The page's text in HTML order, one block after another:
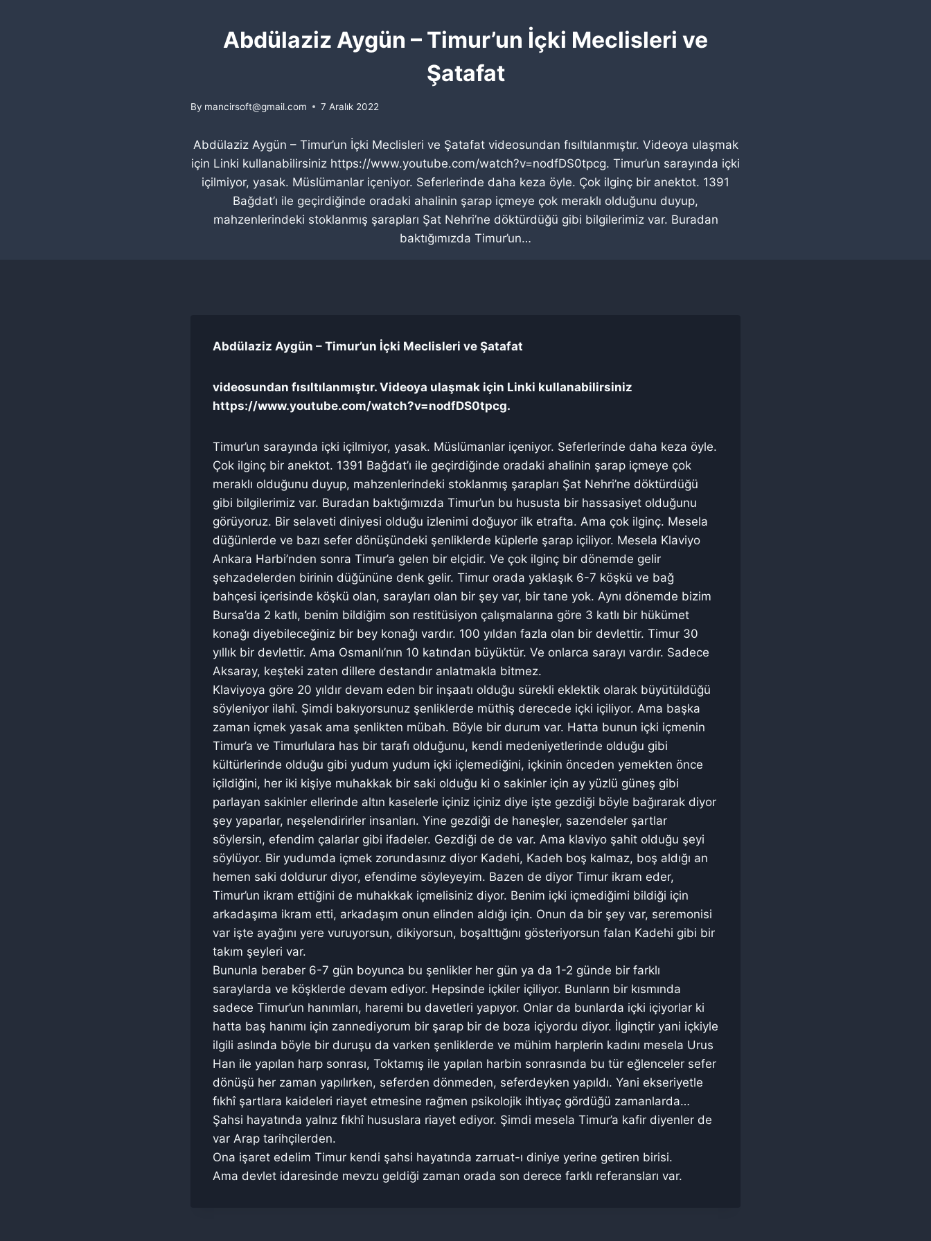
Abdülaziz Aygün – Timur’un İçki Meclisleri ve
Şatafat
By mancirsoft@gmail.com 7 Aralık 2022
Abdülaziz Aygün – Timur’un İçki Meclisleri ve Şatafat videosundan fısıltılanmıştır. Videoya ulaşmak
için Linki kullanabilirsiniz https://www.youtube.com/watch?v=nodfDS0tpcg. Timur’un sarayında içki
içilmiyor, yasak. Müslümanlar içeniyor. Seferlerinde daha keza öyle. Çok ilginç bir anektot. 1391
Bağdat’ı ile geçirdiğinde oradaki ahalinin şarap içmeye çok meraklı olduğunu duyup,
mahzenlerindeki stoklanmış şarapları Şat Nehri’ne döktürdüğü gibi bilgilerimiz var. Buradan
baktığımızda Timur’un…
Abdülaziz Aygün – Timur’un İçki Meclisleri ve Şatafat
videosundan fısıltılanmıştır. Videoya ulaşmak için Linki kullanabilirsiniz
https://www.youtube.com/watch?v=nodfDS0tpcg.
Timur’un sarayında içki içilmiyor, yasak. Müslümanlar içeniyor. Seferlerinde daha keza öyle.
Çok ilginç bir anektot. 1391 Bağdat’ı ile geçirdiğinde oradaki ahalinin şarap içmeye çok
meraklı olduğunu duyup, mahzenlerindeki stoklanmış şarapları Şat Nehri’ne döktürdüğü
gibi bilgilerimiz var. Buradan baktığımızda Timur’un bu hususta bir hassasiyet olduğunu
görüyoruz. Bir selaveti diniyesi olduğu izlenimi doğuyor ilk etrafta. Ama çok ilginç. Mesela
düğünlerde ve bazı sefer dönüşündeki şenliklerde küplerle şarap içiliyor. Mesela Klaviyo
Ankara Harbi’nden sonra Timur’a gelen bir elçidir. Ve çok ilginç bir dönemde gelir
şehzadelerden birinin düğününe denk gelir. Timur orada yaklaşık 6-7 köşkü ve bağ
bahçesi içerisinde köşkü olan, sarayları olan bir şey var, bir tane yok. Aynı dönemde bizim
Bursa’da 2 katlı, benim bildiğim son restitüsiyon çalışmalarına göre 3 katlı bir hükümet
konağı diyebileceğiniz bir bey konağı vardır. 100 yıldan fazla olan bir devlettir. Timur 30
yıllık bir devlettir. Ama Osmanlı’nın 10 katından büyüktür. Ve onlarca sarayı vardır. Sadece
Aksaray, keşteki zaten dillere destandır anlatmakla bitmez.
Klaviyoya göre 20 yıldır devam eden bir inşaatı olduğu sürekli eklektik olarak büyütüldüğü
söyleniyor ilahî. Şimdi bakıyorsunuz şenliklerde müthiş derecede içki içiliyor. Ama başka
zaman içmek yasak ama şenlikten mübah. Böyle bir durum var. Hatta bunun içki içmenin
Timur’a ve Timurlulara has bir tarafı olduğunu, kendi medeniyetlerinde olduğu gibi
kültürlerinde olduğu gibi yudum yudum içki içlemediğini, içkinin önceden yemekten önce
içildiğini, her iki kişiye muhakkak bir saki olduğu ki o sakinler için ay yüzlü güneş gibi
parlayan sakinler ellerinde altın kaselerle içiniz içiniz diye işte gezdiği böyle bağırarak diyor
şey yaparlar, neşelendirirler insanları. Yine gezdiği de haneşler, sazendeler şartlar
söylersin, efendim çalarlar gibi ifadeler. Gezdiği de de var. Ama klaviyo şahit olduğu şeyi
söylüyor. Bir yudumda içmek zorundasınız diyor Kadehi, Kadeh boş kalmaz, boş aldığı an
hemen saki doldurur diyor, efendime söyleyeyim. Bazen de diyor Timur ikram eder,
Timur’un ikram ettiğini de muhakkak içmelisiniz diyor. Benim içki içmediğimi bildiği için
arkadaşıma ikram etti, arkadaşım onun elinden aldığı için. Onun da bir şey var, seremonisi
var işte ayağını yere vuruyorsun, dikiyorsun, boşalttığını gösteriyorsun falan Kadehi gibi bir
takım şeyleri var.
Bununla beraber 6-7 gün boyunca bu şenlikler her gün ya da 1-2 günde bir farklı
saraylarda ve köşklerde devam ediyor. Hepsinde içkiler içiliyor. Bunların bir kısmında
sadece Timur’un hanımları, haremi bu davetleri yapıyor. Onlar da bunlarda içki içiyorlar ki
hatta baş hanımı için zannediyorum bir şarap bir de boza içiyordu diyor. İlginçtir yani içkiyle
ilgili aslında böyle bir duruşu da varken şenliklerde ve mühim harplerin kadını mesela Urus
Han ile yapılan harp sonrası, Toktamış ile yapılan harbin sonrasında bu tür eğlenceler sefer
dönüşü her zaman yapılırken, seferden dönmeden, seferdeyken yapıldı. Yani ekseriyetle
fıkhî şartlara kaideleri riayet etmesine rağmen psikolojik ihtiyaç gördüğü zamanlarda…
Şahsi hayatında yalnız fıkhî hususlara riayet ediyor. Şimdi mesela Timur’a kafir diyenler de
var Arap tarihçilerden.
Ona işaret edelim Timur kendi şahsi hayatında zarruat-ı diniye yerine getiren birisi.
Ama devlet idaresinde mevzu geldiği zaman orada son derece farklı referansları var.